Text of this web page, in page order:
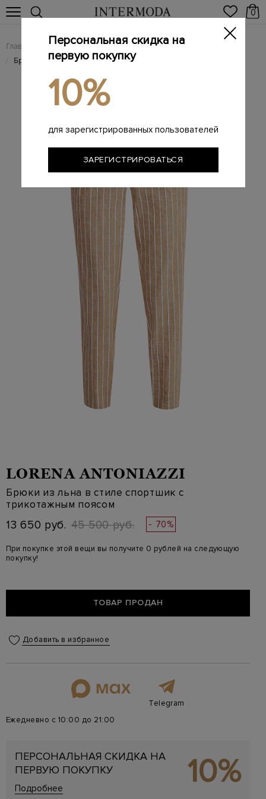
0
Главная Женщинам / Женская одежда / Женские брюки
/ Брюки из льна в стиле спортшик с трикотажным поясом
LORENA ANTONIAZZI
Брюки из льна в стиле спортшик с
трикотажным поясом
13 650 руб. 45 500 руб. - 70%
При покупке этой вещи вы получите 0 рублей на следующую
покупку!
ТОВАР ПРОДАН
Добавить в избранное
Telegram
Ежедневно с 10:00 до 21:00
ПЕРСОНАЛЬНАЯ СКИДКА НА
ПЕРВУЮ ПОКУПКУ
Подробнее 10%
Персональная скидка на
первую покупку
10%
для зарегистрированных пользователей
ЗАРЕГИСТРИРОВАТЬСЯ